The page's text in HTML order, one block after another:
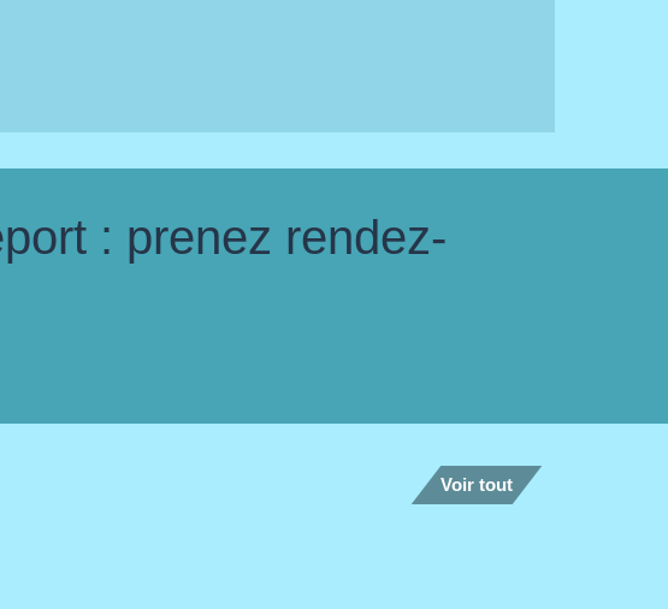
: prenez rendez-
Voir tout